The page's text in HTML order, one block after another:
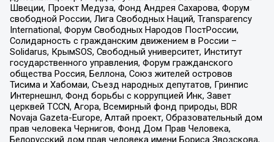
Швеции, Проект Медуза, Фонд Андрея Сахарова, Форум
свободной России, Лига Свободных Наций, Transparеncy
International, Форум Свободных Народов ПостРоссии,
Солидарность с гражданским движением в России –
Solidarus, КрымSOS, Свободный университет, Институт
государственного управления, Форум гражданского
общества Россия, Беллона, Союз жителей островов
Тисима и Хабомаи, Съезд народных депутатов, Гринпис
Интернешнл, Фонд борьбы с коррупцией Инк, Завет
церквей TCCN, Агора, Всемирный фонд природы, BDR
Novaja Gazeta-Europe, Алтай проект, Образовательный дом
прав человека Чернигов, Фонд Дом Прав Человека,
Белорусский дом прав человека имени Бориса Звозскова,